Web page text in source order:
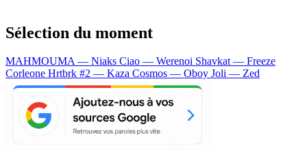
Sélection du moment
MAHMOUMA — Niaks Ciao — Werenoi Shavkat — Freeze
Corleone Hrtbrk #2 — Kaza Cosmos — Oboy Joli — Zed